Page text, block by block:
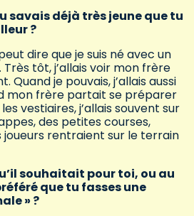
savais déjà très jeune que tu
?
dire que je suis né avec un
tôt, j’allais voir mon frère
Quand je pouvais, j’allais aussi
mon frère partait se préparer
vestiaires, j’allais souvent sur
des petites courses,
joueurs rentraient sur le terrain
souhaitait pour toi, ou au
que tu fasses une
» ?